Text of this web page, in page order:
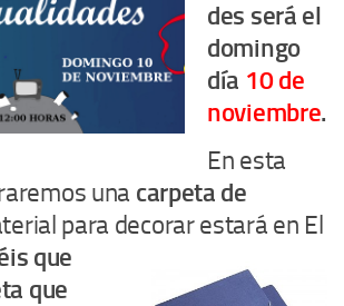
des será el
domingo
día 10 de
noviembre.
En esta
una carpeta de
para decorar estará en El
que
que